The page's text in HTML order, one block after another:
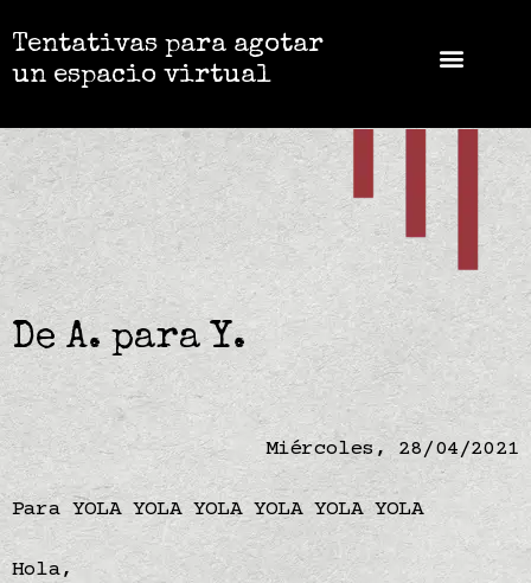
Tentativas para agotar
un espacio virtual
De A. para Y.
Miércoles, 28/04/2021
Para YOLA YOLA YOLA YOLA YOLA YOLA
Hola,